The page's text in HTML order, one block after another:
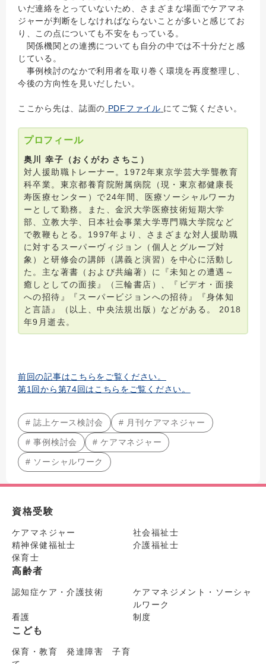
いだ連絡をとっていないため、さまざまな場面でケアマネ
ジャーが判断をしなければならないことが多いと感じてお
り、この点についても不安をもっている。
関係機関との連携についても自分の中では不十分だと感
じている。
事例検討のなかで利用者を取り巻く環境を再度整理し、
今後の方向性を見いだしたい。
ここから先は、誌面の PDFファイル にてご覧ください。
プロフィール
奥川 幸子（おくがわ さちこ）
対人援助職トレーナー。1972年東京学芸大学聾教育
科卒業。東京都養育院附属病院（現・東京都健康長
寿医療センター）で24年間、医療ソーシャルワーカ
ーとして勤務。また、金沢大学医療技術短期大学
部、立教大学、日本社会事業大学専門職大学院など
で教鞭もとる。1997年より、さまざまな対人援助職
に対するスーパーヴィジョン（個人とグループ対
象）と研修会の講師（講義と演習）を中心に活動し
た。主な著書（および共編著）に『未知との遭遇～
癒しとしての面接』（三輪書店）、『ビデオ・面接
への招待』『スーパービジョンへの招待』『身体知
と言語』（以上、中央法規出版）などがある。 2018
年9月逝去。
前回の記事はこちらをご覧ください。
第1回から第74回はこちらをご覧ください。
# 誌上ケース検討会 # 月刊ケアマネジャー
# 事例検討会 # ケアマネジャー
# ソーシャルワーク
資格受験
ケアマネジャー
社会福祉士
精神保健福祉士
介護福祉士
保育士
高齢者
認知症ケア・介護技術
ケアマネジメント・ソーシャ
ルワーク
看護
制度
こども
保育・教育 発達障害 子育